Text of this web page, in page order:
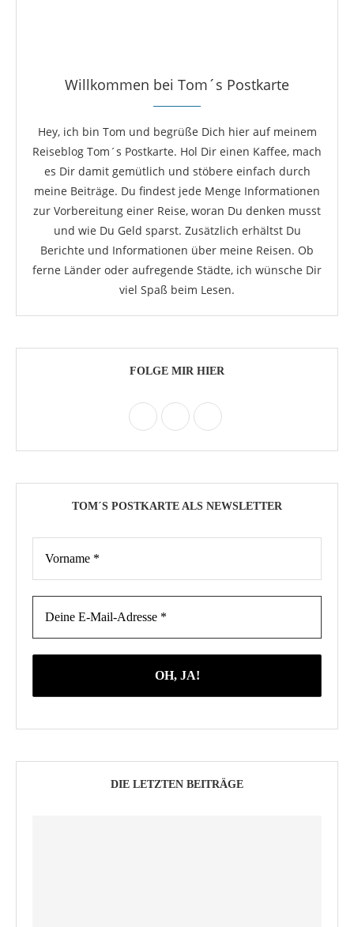
Willkommen bei Tom´s Postkarte
Hey, ich bin Tom und begrüße Dich hier auf meinem
Reiseblog Tom´s Postkarte. Hol Dir einen Kaffee, mach
es Dir damit gemütlich und stöbere einfach durch
meine Beiträge. Du findest jede Menge Informationen
zur Vorbereitung einer Reise, woran Du denken musst
und wie Du Geld sparst. Zusätzlich erhältst Du
Berichte und Informationen über meine Reisen. Ob
ferne Länder oder aufregende Städte, ich wünsche Dir
viel Spaß beim Lesen.
FOLGE MIR HIER
TOM´S POSTKARTE ALS NEWSLETTER
DIE LETZTEN BEITRÄGE